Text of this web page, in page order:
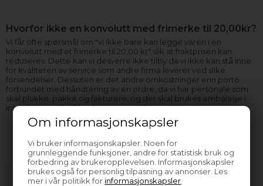
Om informasjonskapsler
Vi bruker informasjonskapsler. Noen for
grunnleggende funksjoner, andre for statistisk bruk og
forbedring av brukeropplevelsen. Informasjonskapsler
brukes også for personlig tilpasning av annonser. Les
mer i vår politikk for informasjonskapsler
Hvorfor ikke en konvolutt med frimerke til 20,00kr?
Vi får ofte spørsmål om "vi ikke bare kan legge varen i en
konvolutt med et frimerke til 20,00 kr" slik at fraktprisen kan
reduseres. Dette kan vi desverre ikke tilby da vi ikke kan stå inne
for kvaliteten av service som andre firma leverer ved slike
forsendelser. Dessuten er det andre omkostninger enn porto
forbundet med håndtering av en ordre, da vi har personale som
skal plukke, pakke og fakturere, og det skal brukes embalasje i
innpakningen for å beskytte varen(e) som er bestilt.